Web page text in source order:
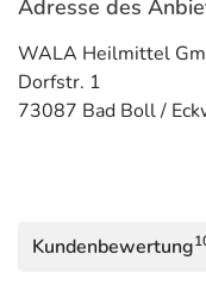
Adresse des
WALA Heilmittel
Dorfstr. 1
73087 Bad Boll /
Kundenbewertung